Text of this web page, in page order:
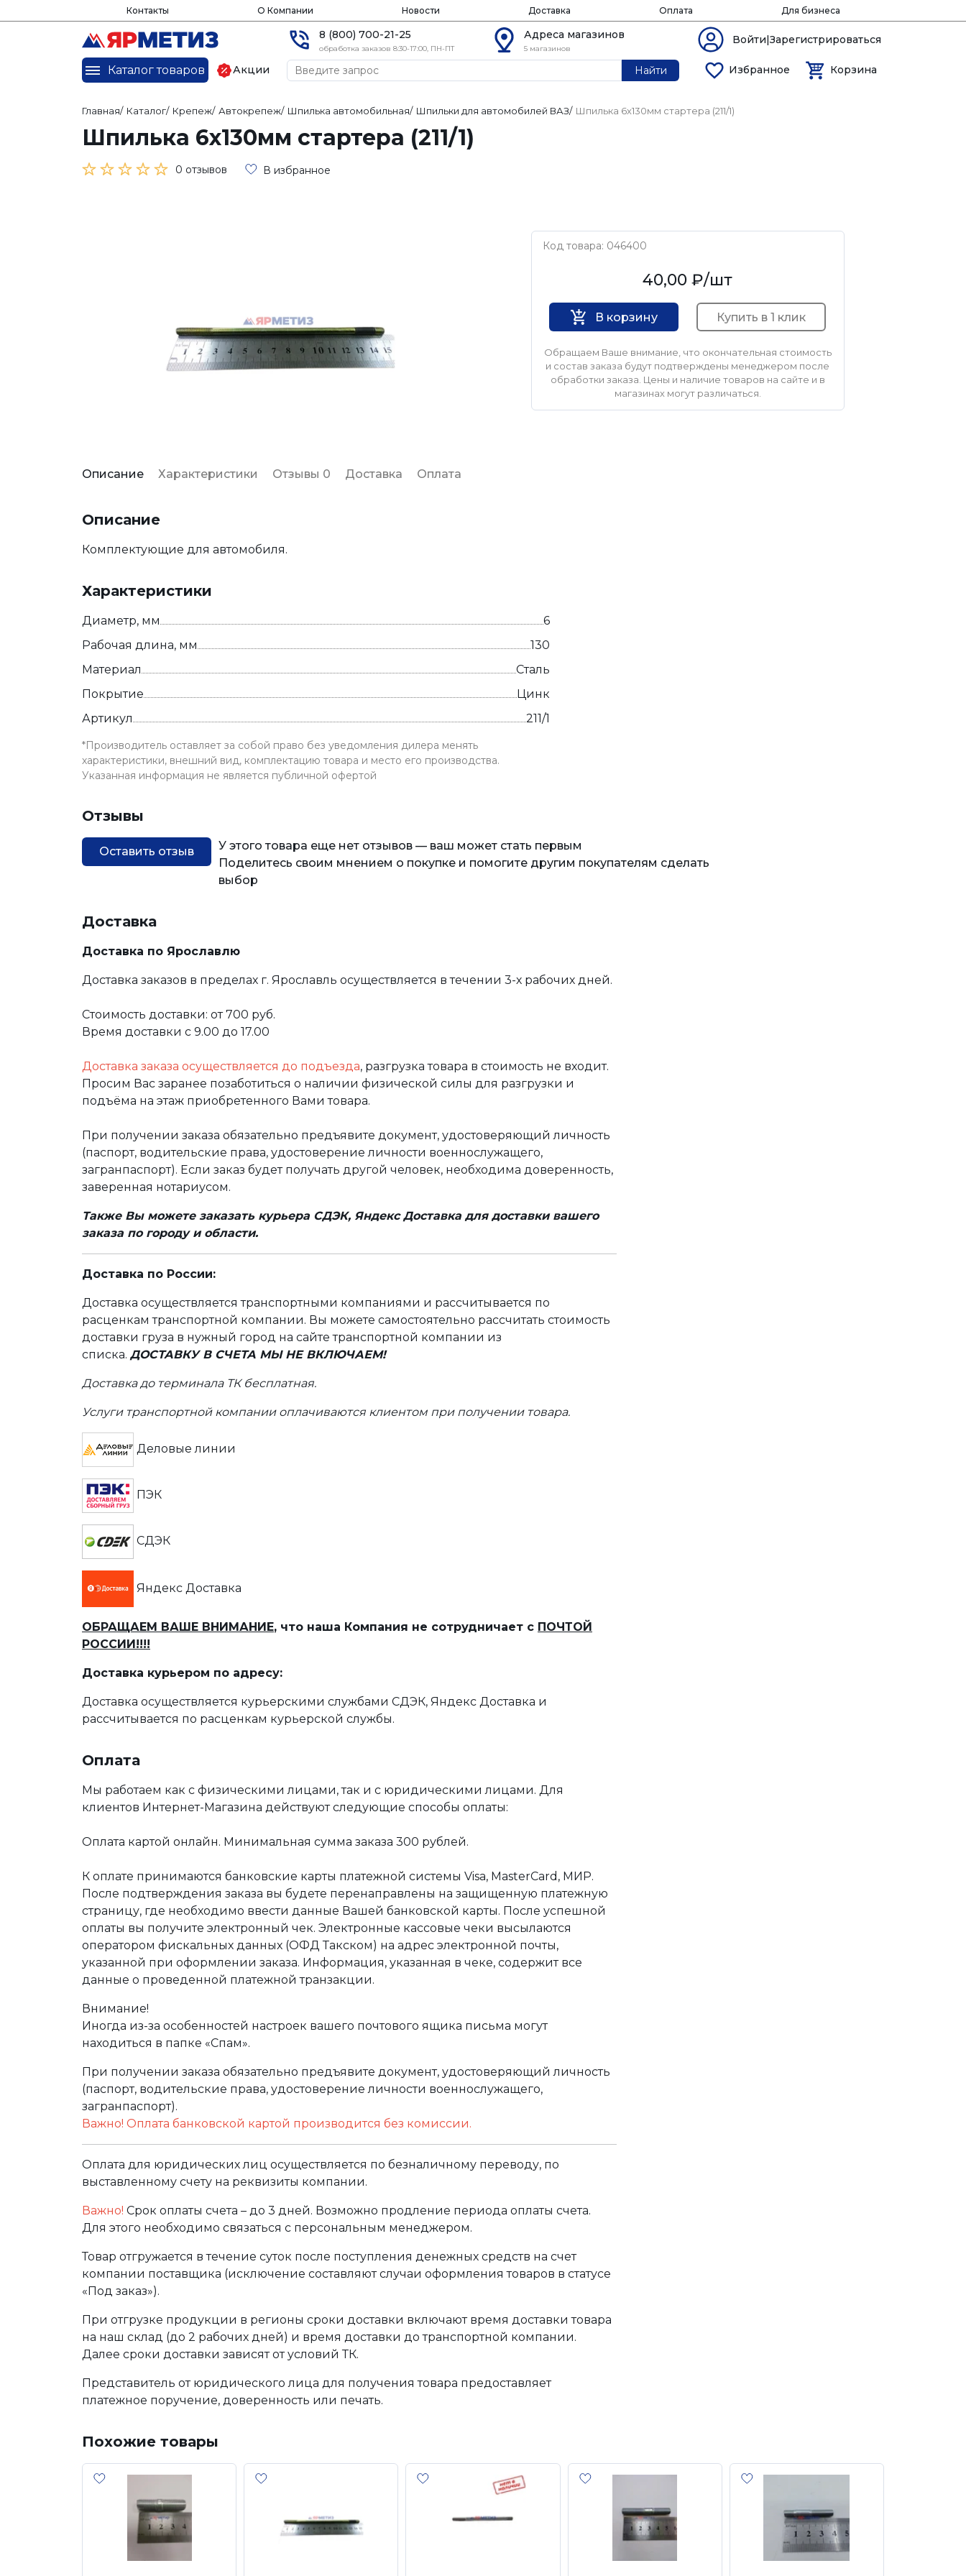
Контакты О Компании Новости Доставка Оплата Для бизнеса
8 (800) 700-21-25
обработка заказов 8:30-17:00, ПН-ПТ
Адреса магазинов
5 магазинов
Войти|Зарегистрироваться
Каталог товаров Акции Найти Избранное Корзина
Главная/ Каталог/ Крепеж/ Автокрепеж/ Шпилька автомобильная/ Шпильки для автомобилей ВАЗ/ Шпилька 6х130мм стартера (211/1)
Шпилька 6х130мм стартера (211/1)
0 отзывов В избранное
Код товара: 046400
40,00 ₽/шт
В корзину Купить в 1 клик
Обращаем Ваше внимание, что окончательная стоимость
и состав заказа будут подтверждены менеджером после
обработки заказа. Цены и наличие товаров на сайте и в
магазинах могут различаться.
Описание Характеристики Отзывы 0 Доставка Оплата
Описание
Комплектующие для автомобиля.
Характеристики
Диаметр, мм
6
Рабочая длина, мм
130
Материал
Сталь
Покрытие
Цинк
Артикул
211/1
*Производитель оставляет за собой право без уведомления дилера менять
характеристики, внешний вид, комплектацию товара и место его производства.
Указанная информация не является публичной офертой
Отзывы
Оставить отзыв
У этого товара еще нет отзывов — ваш может стать первым
Поделитесь своим мнением о покупке и помогите другим покупателям сделать
выбор
Доставка
Доставка по Ярославлю
Доставка заказов в пределах г. Ярославль осуществляется в течении 3-х рабочих дней.
Стоимость доставки: от 700 руб.
Время доставки с 9.00 до 17.00
Доставка заказа осуществляется до подъезда, разгрузка товара в стоимость не входит.
Просим Вас заранее позаботиться о наличии физической силы для разгрузки и
подъёма на этаж приобретенного Вами товара.
При получении заказа обязательно предъявите документ, удостоверяющий личность
(паспорт, водительские права, удостоверение личности военнослужащего,
загранпаспорт). Если заказ будет получать другой человек, необходима доверенность,
заверенная нотариусом.
Также Вы можете заказать курьера СДЭК, Яндекс Доставка для доставки вашего
заказа по городу и области.
Доставка по России:
Доставка осуществляется транспортными компаниями и рассчитывается по
расценкам транспортной компании. Вы можете самостоятельно рассчитать стоимость
доставки груза в нужный город на сайте транспортной компании из
списка. ДОСТАВКУ В СЧЕТА МЫ НЕ ВКЛЮЧАЕМ!
Доставка до терминала ТК бесплатная.
Услуги транспортной компании оплачиваются клиентом при получении товара.
Деловые линии
ПЭК
СДЭК
Яндекс Доставка
ОБРАЩАЕМ ВАШЕ ВНИМАНИЕ, что наша Компания не сотрудничает с ПОЧТОЙ
РОССИИ!!!!
Доставка курьером по адресу:
Доставка осуществляется курьерскими службами СДЭК, Яндекс Доставка и
рассчитывается по расценкам курьерской службы.
Оплата
Мы работаем как с физическими лицами, так и с юридическими лицами. Для
клиентов Интернет-Магазина действуют следующие способы оплаты:
Оплата картой онлайн. Минимальная сумма заказа 300 рублей.
К оплате принимаются банковские карты платежной системы Visa, MasterCard, МИР.
После подтверждения заказа вы будете перенаправлены на защищенную платежную
страницу, где необходимо ввести данные Вашей банковской карты. После успешной
оплаты вы получите электронный чек. Электронные кассовые чеки высылаются
оператором фискальных данных (ОФД Такском) на адрес электронной почты,
указанной при оформлении заказа. Информация, указанная в чеке, содержит все
данные о проведенной платежной транзакции.
Внимание!
Иногда из-за особенностей настроек вашего почтового ящика письма могут
находиться в папке «Спам».
При получении заказа обязательно предъявите документ, удостоверяющий личность
(паспорт, водительские права, удостоверение личности военнослужащего,
загранпаспорт).
Важно! Оплата банковской картой производится без комиссии.
Оплата для юридических лиц осуществляется по безналичному переводу, по
выставленному счету на реквизиты компании.
Важно! Срок оплаты счета – до 3 дней. Возможно продление периода оплаты счета.
Для этого необходимо связаться с персональным менеджером.
Товар отгружается в течение суток после поступления денежных средств на счет
компании поставщика (исключение составляют случаи оформления товаров в статусе
«Под заказ»).
При отгрузке продукции в регионы сроки доставки включают время доставки товара
на наш склад (до 2 рабочих дней) и время доставки до транспортной компании.
Далее сроки доставки зависят от условий ТК.
Представитель от юридического лица для получения товара предоставляет
платежное поручение, доверенность или печать.
Похожие товары